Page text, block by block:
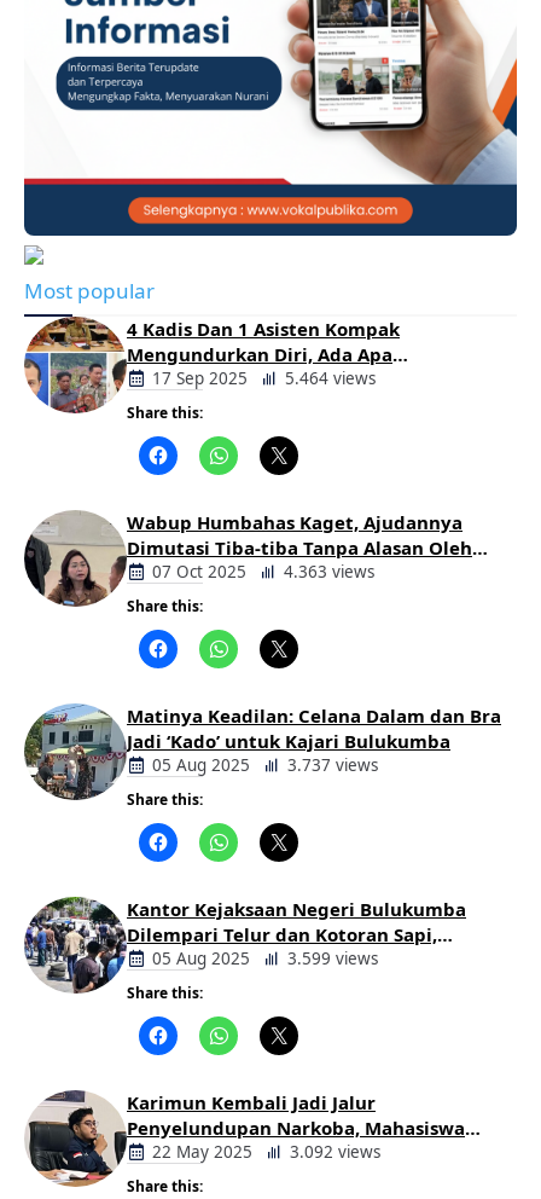
Most popular
4 Kadis Dan 1 Asisten Kompak
Mengundurkan Diri, Ada Apa
Pemerintahan Oloan
17 Sep 2025 5.464 views
Share this:
Wabup Humbahas Kaget, Ajudannya
Dimutasi Tiba-tiba Tanpa Alasan Oleh
Bupati
07 Oct 2025 4.363 views
Share this:
Matinya Keadilan: Celana Dalam dan Bra
Jadi ‘Kado’ untuk Kajari Bulukumba
05 Aug 2025 3.737 views
Share this:
Kantor Kejaksaan Negeri Bulukumba
Dilempari Telur dan Kotoran Sapi,
Keluarga Korban Lakalantas Tuntut
Keadilan
05 Aug 2025 3.599 views
Share this:
Karimun Kembali Jadi Jalur
Penyelundupan Narkoba, Mahasiswa
Desak Pemkab dan Aparat Bertindak
Tegas
22 May 2025 3.092 views
Share this: